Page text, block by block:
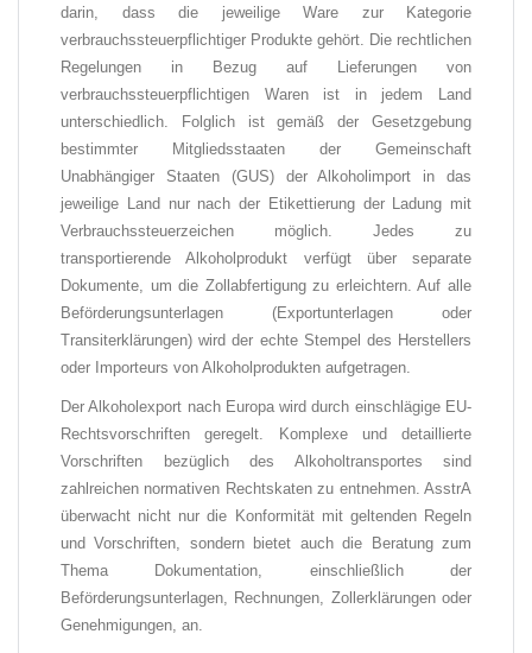
darin, dass die jeweilige Ware zur Kategorie
verbrauchssteuerpflichtiger Produkte gehört. Die rechtlichen
Regelungen in Bezug auf Lieferungen von
verbrauchssteuerpflichtigen Waren ist in jedem Land
unterschiedlich. Folglich ist gemäß der Gesetzgebung
bestimmter Mitgliedsstaaten der Gemeinschaft
Unabhängiger Staaten (GUS) der Alkoholimport in das
jeweilige Land nur nach der Etikettierung der Ladung mit
Verbrauchssteuerzeichen möglich. Jedes zu
transportierende Alkoholprodukt verfügt über separate
Dokumente, um die Zollabfertigung zu erleichtern. Auf alle
Beförderungsunterlagen (Exportunterlagen oder
Transiterklärungen) wird der echte Stempel des Herstellers
oder Importeurs von Alkoholprodukten aufgetragen.
Der Alkoholexport nach Europa wird durch einschlägige EU-
Rechtsvorschriften geregelt. Komplexe und detaillierte
Vorschriften bezüglich des Alkoholtransportes sind
zahlreichen normativen Rechtskaten zu entnehmen. AsstrA
überwacht nicht nur die Konformität mit geltenden Regeln
und Vorschriften, sondern bietet auch die Beratung zum
Thema Dokumentation, einschließlich der
Beförderungsunterlagen, Rechnungen, Zollerklärungen oder
Genehmigungen, an.